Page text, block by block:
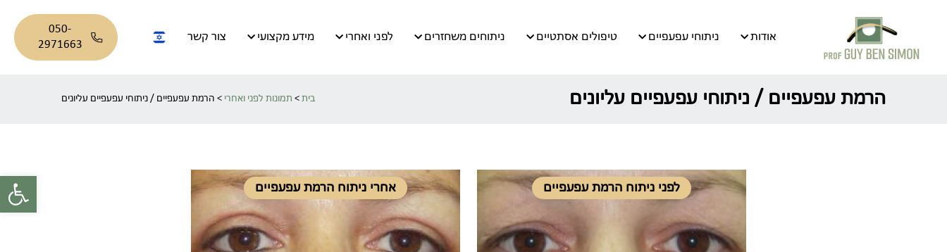
פתח
אודות ניתוחי עפעפיים טיפולים אסתטיים ניתוחים משחזרים לפני ואחרי מידע מקצועי צור קשר
050-
2971663
הרמת עפעפיים / ניתוחי עפעפיים עליונים בית > תמונות לפני ואחרי > הרמת עפעפיים / ניתוחי עפעפיים עליונים
לפני ניתוח הרמת עפעפיים אחרי ניתוח הרמת עפעפיים